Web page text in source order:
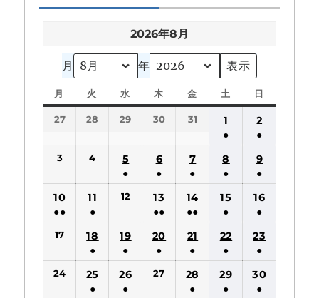
2026年8月
月 年
月
曜
日
火
曜
日
水
曜
日
木
曜
日
金
曜
土
曜
日
曜
27 28 29 30 31
1
●
(1
件
の
イ
ベ
ン
ト)
2
●
(1
件
の
イ
ベ
ン
ト)
3 4
5
●
(1
の
イ
ベ
ン
ト)
6
●
(1
件
の
イ
ベ
ン
7
●
(1
件
の
イ
ベ
ン
ト)
8
●
(1
件
の
イ
ベ
ン
ト)
9
●
(1
件
の
イ
ベ
ン
ト)
10
●●
(2
の
イ
11
●
(1
件
の
イ
ベ
12
13
●●
(2
件
の
イ
14
●●
(2
件
の
イ
ベ
15
●
(1
件
の
イ
ベ
16
●
(1
件
の
イ
ベ
17
18
●
(1
件
19
●
(1
件
20
●
(1
21
●
(1
件
22
●
(1
件
23
●
(1
件
24
25
●
26
●
27
28
●
29
●
30
●